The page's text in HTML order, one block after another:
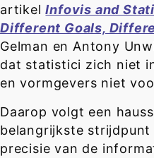
artikelInfovis and
Different Goals,
Gelman en Antony
dat statistici zich niet
en vormgevers niet
Daarop volgt een
belangrijkste
precisie van de